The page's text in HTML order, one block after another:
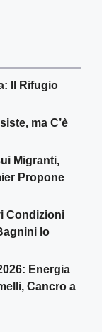
Il Rifugio
ma C’è
Migranti,
Propone
Condizioni
lo
Energia
Cancro a